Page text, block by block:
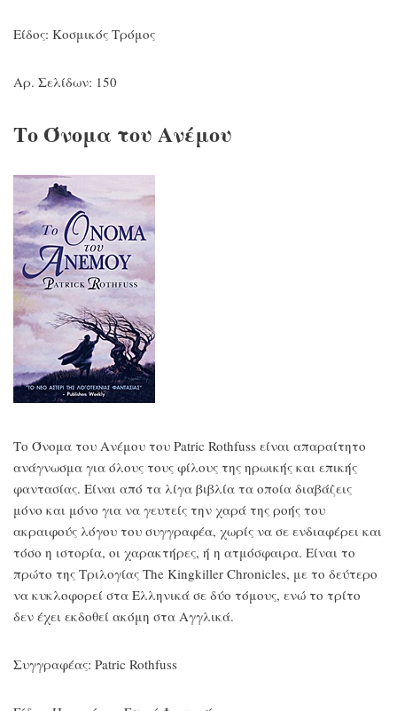
Είδος: Κοσμικός Τρόμος
Αρ. Σελίδων: 150
Το Όνομα του Ανέμου
Το Όνομα του Ανέμου του Patric Rothfuss είναι απαραίτητο
ανάγνωσμα για όλους τους φίλους της ηρωικής και επικής
φαντασίας. Είναι από τα λίγα βιβλία τα οποία διαβάζεις
μόνο και μόνο για να γευτείς την χαρά της ροής του
ακραιφούς λόγου του συγγραφέα, χωρίς να σε ενδιαφέρει και
τόσο η ιστορία, οι χαρακτήρες, ή η ατμόσφαιρα. Είναι το
πρώτο της Τριλογίας The Kingkiller Chronicles, με το δεύτερο
να κυκλοφορεί στα Ελληνικά σε δύο τόμους, ενώ το τρίτο
δεν έχει εκδοθεί ακόμη στα Αγγλικά.
Συγγραφέας: Patric Rothfuss